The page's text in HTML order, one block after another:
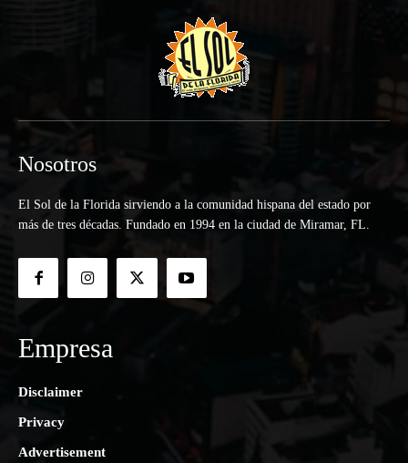
Nosotros
El Sol de la Florida sirviendo a la comunidad hispana del estado por
más de tres décadas. Fundado en 1994 en la ciudad de Miramar, FL.
Empresa
Disclaimer
Privacy
Advertisement